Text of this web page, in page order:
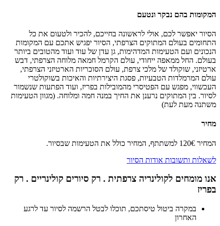
המקומות בהם נבקר ונטעם
הסיור יאפשר לכם, אולי לראשונה בחייכם, להכיר ולטעום את כל
התחומים בעולם המתוקים הצרפתי, הסיור יפגיש אתכם עם המקומות
הנכונים ועם הטעימות המדהימות, גן עדן של עוד ועוד מהטובים ביותר
בעולם. החל ממאפה ייחודי, עולם הקרמל חמאה מלוחה הצרפתי, דבש
ארטיזני, שוקולד של מלכי צרפת, עולם הסוכריות הארטיזני הצרפתי,
עולם המרמלדות הטבעיות, פסגת היצירתיות והאיכות בשוקולטרי
העכשווי, מפגש עם הפטיסרי מהמובילות בפריז, ועוד הפתעות שנשמור
לסיור. בין המתוקים נרענן את החיך במנה חמה ומלוחה. (מגוון הטעימות
משתנה מעת לעת)
מחיר
המחיר 120€ למשתתף, המחיר כולל את הטעימות שבסיור.
לשאלות ותשובות אודות הסיור
אנו מומחים לקולינריה צרפתית . רק סיורים קולינריים . רק
בפריז
במקרה ביטול טיסתכם, תוכלו לבטל הרשמה לסיור עד לרגע
האחרון